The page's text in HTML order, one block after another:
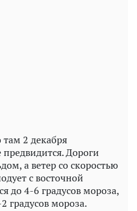
там 2 декабря
Дороги
а ветер со скоростью
с восточной
до 4-6 градусов мороза,
градусов мороза.